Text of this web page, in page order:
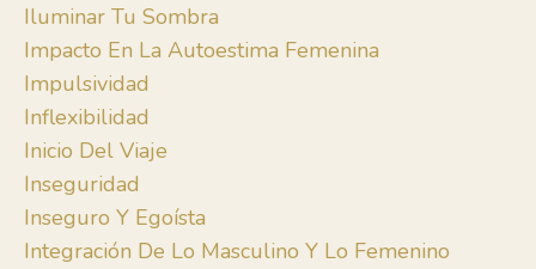
Iluminar Tu Sombra
Impacto En La Autoestima Femenina
Impulsividad
Inflexibilidad
Inicio Del Viaje
Inseguridad
Inseguro Y Egoísta
Integración De Lo Masculino Y Lo Femenino